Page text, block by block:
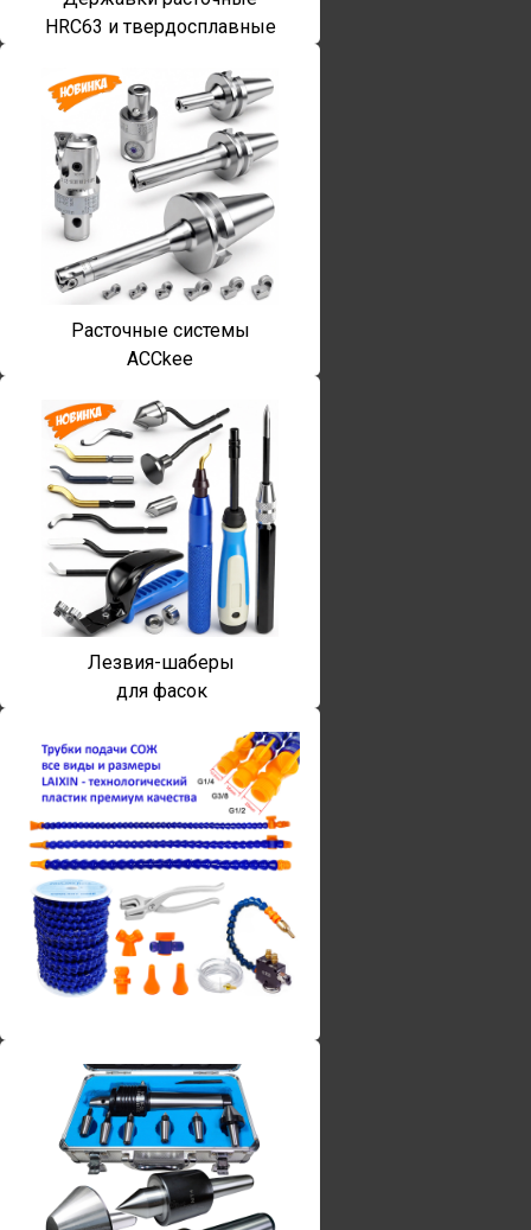
HRC63 и твердосплавные
Расточные системы
ACCkee
Лезвия-шаберы
для фасок
Винты torx